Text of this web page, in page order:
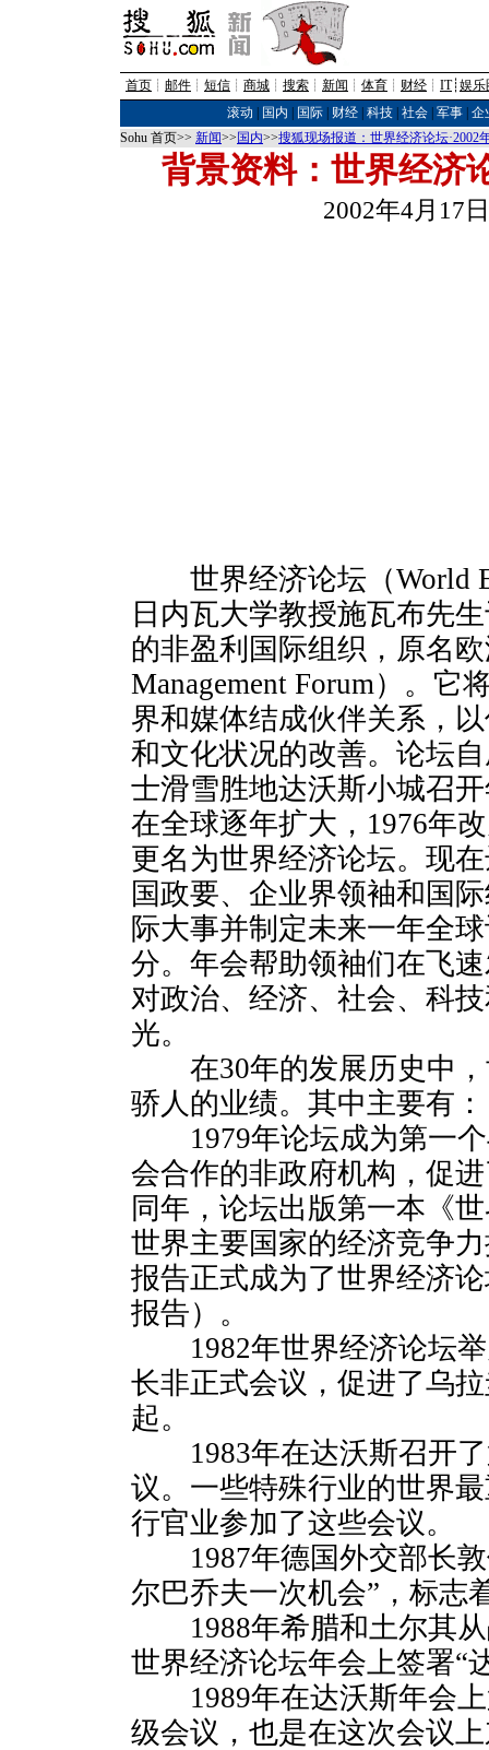
首页 ┊ 邮件 ┊ 短信 ┊ 商城 ┊ 搜索 ┊ 新闻 ┊ 体育 ┊ 财经 ┊ IT┊ 娱乐
滚动
国内 国际| 财经| 科技| 社会| 军事| 企
Sohu 首页>> 新闻>> 国内>>搜狐现场报道：世界经济论坛·2002
背景资料：世界经济
2002年4月17
世界经济论坛（World
日内瓦大学教授施瓦布先
的非盈利国际组织，原名
Management Forum）。它
界和媒体结成伙伴关系，
和文化状况的改善。论坛
士滑雪胜地达沃斯小城召
在全球逐年扩大，1976年
更名为世界经济论坛。现
国政要、企业界领袖和国
际大事并制定未来一年全
分。年会帮助领袖们在飞
对政治、经济、社会、科
光。
在30年的发展历史中，
骄人的业绩。其中主要有：
1979年论坛成为第一个
会合作的非政府机构，促
同年，论坛出版第一本《
世界主要国家的经济竞争
报告正式成为了世界经济
报告）。
1982年世界经济论坛举
长非正式会议，促进了乌
起。
1983年在达沃斯召开了
议。一些特殊行业的世界
行官业参加了这些会议。
1987年德国外交部长敦
尔巴乔夫一次机会”，标志
1988年希腊和土尔其从
世界经济论坛年会上签署“
1989年在达沃斯年会上
级会议，也是在这次会议